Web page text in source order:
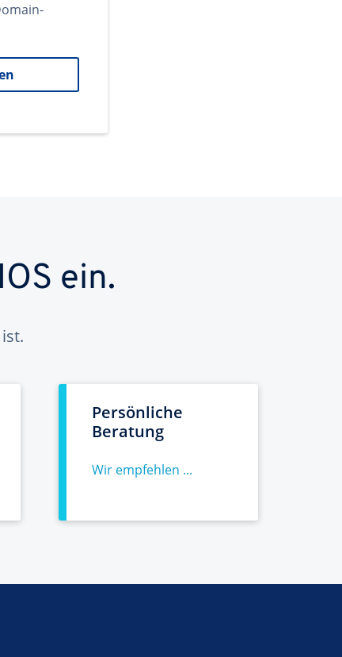
ein.
Persönliche
Beratung
Wir empfehlen ...